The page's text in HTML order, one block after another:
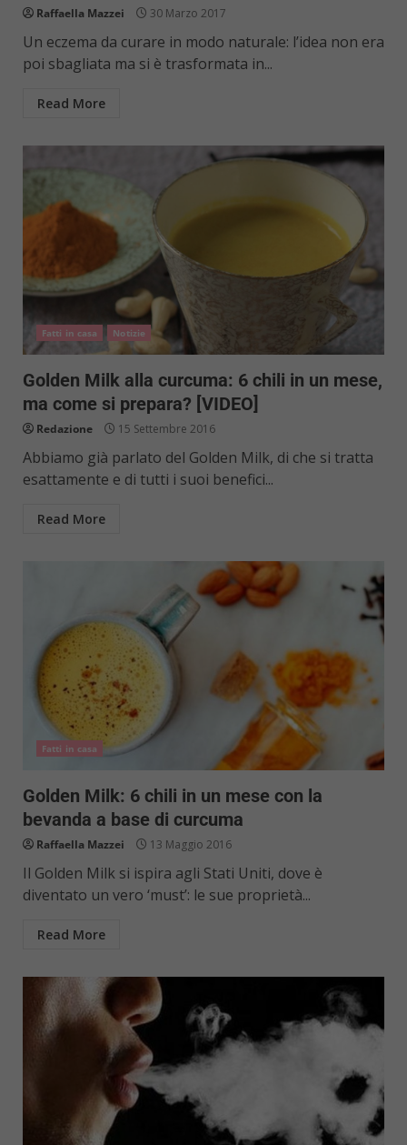
Raffaella Mazzei 30 Marzo 2017
Un eczema da curare in modo naturale: l’idea non era
poi sbagliata ma si è trasformata in...
Read More
Fatti in casa Notizie
Golden Milk alla curcuma: 6 chili in un mese,
ma come si prepara? [VIDEO]
Redazione 15 Settembre 2016
Abbiamo già parlato del Golden Milk, di che si tratta
esattamente e di tutti i suoi benefici...
Read More
Fatti in casa
Golden Milk: 6 chili in un mese con la
bevanda a base di curcuma
Raffaella Mazzei 13 Maggio 2016
Il Golden Milk si ispira agli Stati Uniti, dove è
diventato un vero ‘must’: le sue proprietà...
Read More